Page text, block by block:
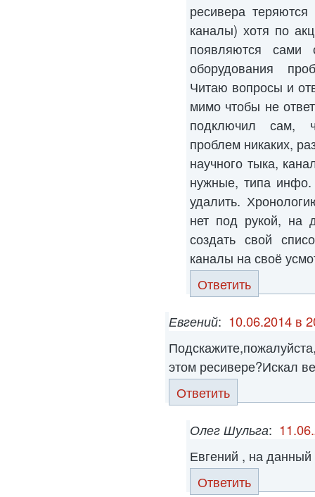
ресивера
каналы) хотя по
появляются сами
оборудования
Читаю вопросы и
мимо чтобы не
подключил сам,
проблем никаких,
научного тыка,
нужные, типа
удалить.
нет под рукой, на
создать свой
каналы на своё
Ответить
Евгений: 10.06.2014 в
этом ресивере?Искал
Ответить
Олег Шульга:
Евгений , на
Ответить